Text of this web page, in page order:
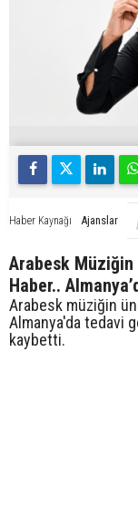
Haber Kaynağı Ajanslar
Arabesk Müziğin
Haber..
Arabesk müziğin
Almanya'da tedavi
kaybetti.